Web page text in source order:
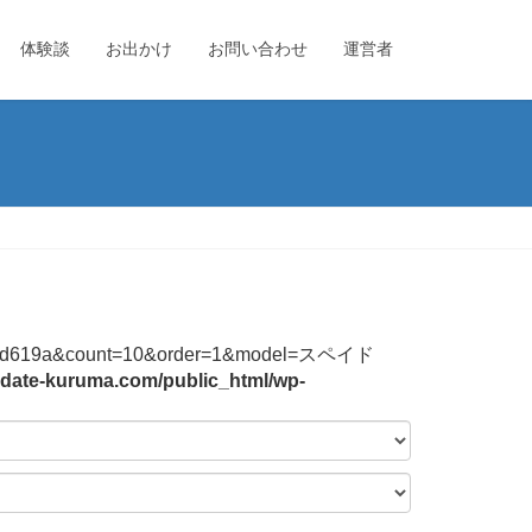
体験談 お出かけ お問い合わせ 運営者
スペイド
kuruma.com/public_html/wp-